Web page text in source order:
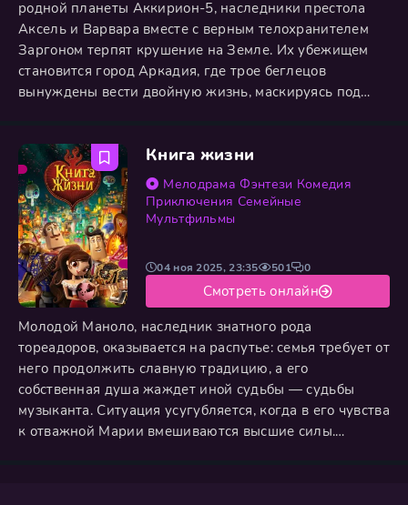
родной планеты Аккирион-5, наследники престола
Аксель и Варвара вместе с верным телохранителем
Заргоном терпят крушение на Земле. Их убежищем
становится город Аркадия, где трое беглецов
вынуждены вести двойную жизнь, маскируясь под
Вариал находит их след. Чтобы выжить на чужой
планете и освободить родной мир, принц и принцесса
должны преодолеть
Книга жизни
Мелодрама Фэнтези Комедия
Приключения Семейные
Мультфильмы
Молодой Маноло, наследник знатного рода
тореадоров, оказывается на распутье: семья требует от
него продолжить славную традицию, а его
собственная душа жаждет иной судьбы — судьбы
музыканта. Ситуация усугубляется, когда в его чувства
к отважной Марии вмешиваются высшие силы.
04 ноя 2025, 23:35 501 0
Смотреть онлайн